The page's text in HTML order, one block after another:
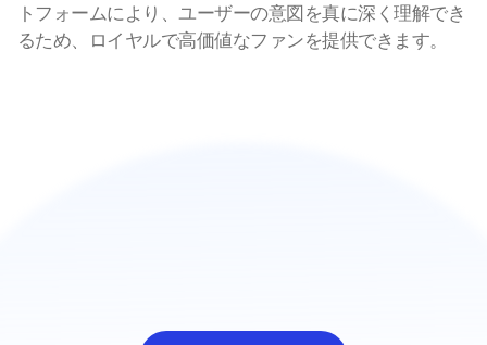
トフォームにより、ユーザーの意図を真に深く理解でき
るため、ロイヤルで高価値なファンを提供できます。